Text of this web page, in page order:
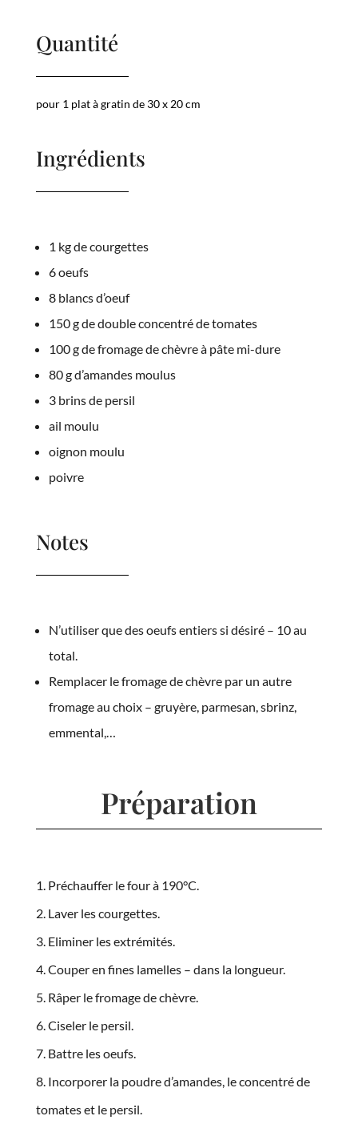
Quantité
pour 1 plat à gratin de 30 x 20 cm
Ingrédients
1 kg de courgettes
6 oeufs
8 blancs d’oeuf
150 g de double concentré de tomates
100 g de fromage de chèvre à pâte mi-dure
80 g d’amandes moulus
3 brins de persil
ail moulu
oignon moulu
poivre
Notes
N’utiliser que des oeufs entiers si désiré – 10 au
total.
Remplacer le fromage de chèvre par un autre
fromage au choix – gruyère, parmesan, sbrinz,
emmental,…
Préparation
Préchauffer le four à 190°C.
Laver les courgettes.
Eliminer les extrémités.
Couper en fines lamelles – dans la longueur.
Râper le fromage de chèvre.
Ciseler le persil.
Battre les oeufs.
Incorporer la poudre d’amandes, le concentré de
tomates et le persil.